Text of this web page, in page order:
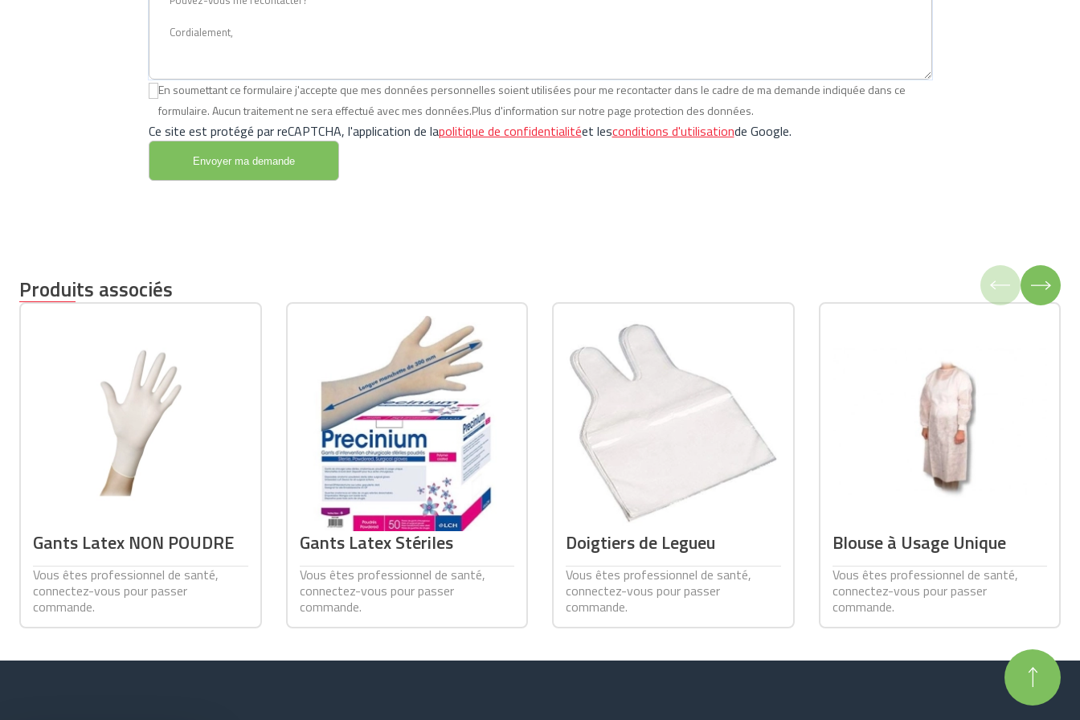
En soumettant ce formulaire j'accepte que mes données personnelles soient utilisées pour me recontacter dans le cadre de ma demande indiquée dans ce
formulaire. Aucun traitement ne sera effectué avec mes données.Plus d'information sur notre page protection des données.
Ce site est protégé par reCAPTCHA, l'application de lapolitique de confidentialitéet lesconditions d'utilisationde Google.
Produits associés
Gants Latex NON POUDRE
Vous êtes professionnel de santé,
connectez-vous pour passer
commande.
Gants Latex Stériles
Vous êtes professionnel de santé,
connectez-vous pour passer
commande.
Doigtiers de Legueu
Vous êtes professionnel de santé,
connectez-vous pour passer
commande.
Blouse à Usage Unique
Vous êtes professionnel de santé,
connectez-vous pour passer
commande.